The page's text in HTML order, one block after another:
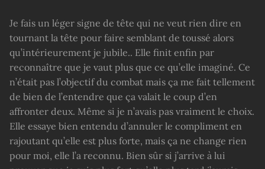
Je fais un léger signe de tête qui ne veut rien dire en
tournant la tête pour faire semblant de toussé alors
qu’intérieurement je jubile.. Elle finit enfin par
reconnaître que je vaut plus que ce qu’elle imaginé. Ce
n’était pas l’objectif du combat mais ça me fait tellement
de bien de l’entendre que ça valait le coup d’en
affronter deux. Même si je n’avais pas vraiment le choix.
Elle essaye bien entendu d’annuler le compliment en
rajoutant qu’elle est plus forte, mais ça ne change rien
pour moi, elle l’a reconnu. Bien sûr si j’arrive à lui